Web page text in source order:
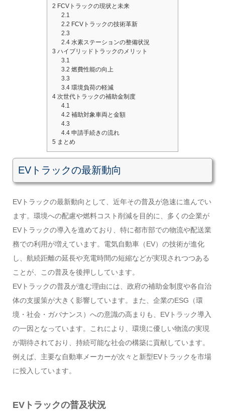
2 FCVトラックの現状と未来
2.1
2.2 FCVトラックの技術革新
2.3
2.4 水素ステーションの整備状況
3 ハイブリッドトラックのメリット
3.1
3.2 燃費性能の向上
3.3
3.4 環境負荷の軽減
4 次世代トラックの補助金制度
4.1
4.2 補助対象車両と金額
4.3
4.4 申請手続きの流れ
5 まとめ
EVトラックの最新動向
EVトラックの最新動向として、近年その普及が急速に進んでい
ます。環境への配慮や燃料コスト削減を目的に、多くの企業が
EVトラックの導入を進めており、特に都市部での物流や配送業
務での利用が増えています。電気自動車（EV）の技術が進化
し、航続距離の延長や充電時間の短縮などが実現されつつある
ことが、この普及を後押ししています。
EVトラックの普及が進む理由には、政府の補助金制度や各自治
体の支援策が大きく影響しています。また、企業のESG（環
境・社会・ガバナンス）への意識の高まりも、EVトラック導入
の一因となっています。これにより、環境に優しい物流の実現
が期待されており、持続可能な社会の構築に貢献しています。
例えば、主要な自動車メーカーが次々と新型EVトラックを市場
に投入しています。
EVトラックの普及状況